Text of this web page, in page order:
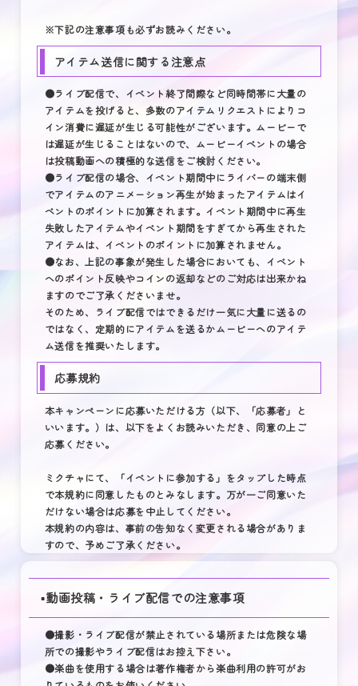
※下記の注意事項も必ずお読みください。
アイテム送信に関する注意点
●ライブ配信で、イベント終了間際など同時間帯に大量の
アイテムを投げると、多数のアイテムリクエストによりコ
イン消費に遅延が生じる可能性がございます。ムービーで
は遅延が生じることはないので、ムービーイベントの場合
は投稿動画への積極的な送信をご検討ください。
●ライブ配信の場合、イベント期間中にライバーの端末側
でアイテムのアニメーション再生が始まったアイテムはイ
ベントのポイントに加算されます。イベント期間中に再生
失敗したアイテムやイベント期間をすぎてから再生された
アイテムは、イベントのポイントに加算されません。
●なお、上記の事象が発生した場合においても、イベント
へのポイント反映やコインの返却などのご対応は出来かね
ますのでご了承くださいませ。
そのため、ライブ配信ではできるだけ一気に大量に送るの
ではなく、定期的にアイテムを送るかムービーへのアイテ
ム送信を推奨いたします。
応募規約
本キャンペーンに応募いただける方（以下、「応募者」と
いいます。）は、以下をよくお読みいただき、同意の上ご
応募ください。
ミクチャにて、「イベントに参加する」をタップした時点
で本規約に同意したものとみなします。万が一ご同意いた
だけない場合は応募を中止してください。
本規約の内容は、事前の告知なく変更される場合がありま
すので、予めご了承ください。
▪️動画投稿・ライブ配信での注意事項
●撮影・ライブ配信が禁止されている場所または危険な場
所での撮影やライブ配信はお控え下さい。
●楽曲を使用する場合は著作権者から楽曲利用の許可がお